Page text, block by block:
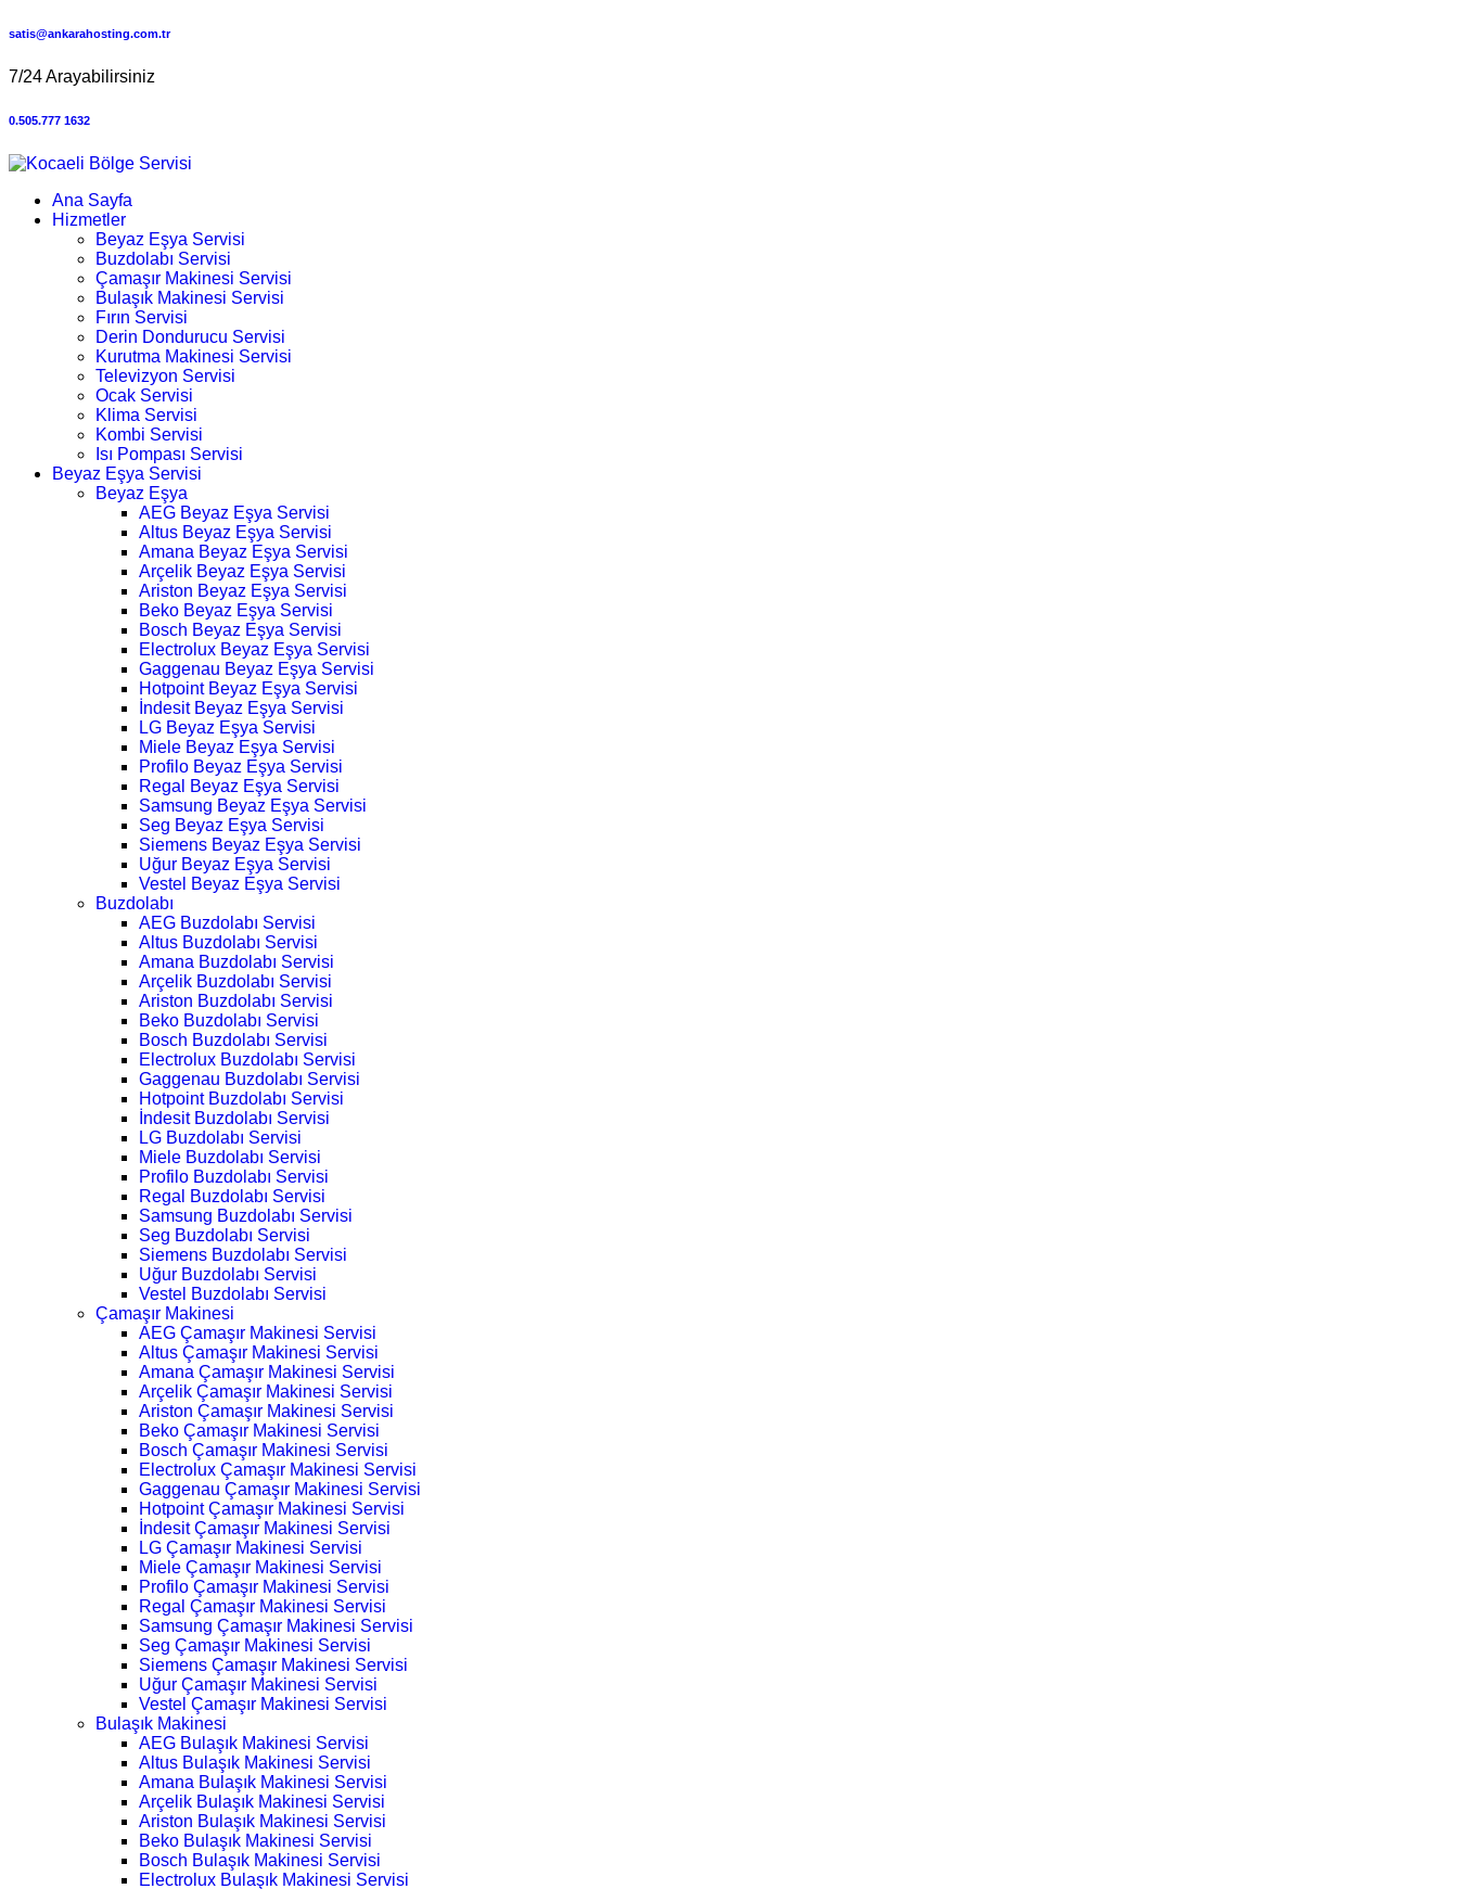
satis@ankarahosting.com.tr
7/24 Arayabilirsiniz
0.505.777 1632
Ana Sayfa
Hizmetler
Beyaz Eşya Servisi
Buzdolabı Servisi
Çamaşır Makinesi Servisi
Bulaşık Makinesi Servisi
Fırın Servisi
Derin Dondurucu Servisi
Kurutma Makinesi Servisi
Televizyon Servisi
Ocak Servisi
Klima Servisi
Kombi Servisi
Isı Pompası Servisi
Beyaz Eşya Servisi
Beyaz Eşya
AEG Beyaz Eşya Servisi
Altus Beyaz Eşya Servisi
Amana Beyaz Eşya Servisi
Arçelik Beyaz Eşya Servisi
Ariston Beyaz Eşya Servisi
Beko Beyaz Eşya Servisi
Bosch Beyaz Eşya Servisi
Electrolux Beyaz Eşya Servisi
Gaggenau Beyaz Eşya Servisi
Hotpoint Beyaz Eşya Servisi
İndesit Beyaz Eşya Servisi
LG Beyaz Eşya Servisi
Miele Beyaz Eşya Servisi
Profilo Beyaz Eşya Servisi
Regal Beyaz Eşya Servisi
Samsung Beyaz Eşya Servisi
Seg Beyaz Eşya Servisi
Siemens Beyaz Eşya Servisi
Uğur Beyaz Eşya Servisi
Vestel Beyaz Eşya Servisi
Buzdolabı
AEG Buzdolabı Servisi
Altus Buzdolabı Servisi
Amana Buzdolabı Servisi
Arçelik Buzdolabı Servisi
Ariston Buzdolabı Servisi
Beko Buzdolabı Servisi
Bosch Buzdolabı Servisi
Electrolux Buzdolabı Servisi
Gaggenau Buzdolabı Servisi
Hotpoint Buzdolabı Servisi
İndesit Buzdolabı Servisi
LG Buzdolabı Servisi
Miele Buzdolabı Servisi
Profilo Buzdolabı Servisi
Regal Buzdolabı Servisi
Samsung Buzdolabı Servisi
Seg Buzdolabı Servisi
Siemens Buzdolabı Servisi
Uğur Buzdolabı Servisi
Vestel Buzdolabı Servisi
Çamaşır Makinesi
AEG Çamaşır Makinesi Servisi
Altus Çamaşır Makinesi Servisi
Amana Çamaşır Makinesi Servisi
Arçelik Çamaşır Makinesi Servisi
Ariston Çamaşır Makinesi Servisi
Beko Çamaşır Makinesi Servisi
Bosch Çamaşır Makinesi Servisi
Electrolux Çamaşır Makinesi Servisi
Gaggenau Çamaşır Makinesi Servisi
Hotpoint Çamaşır Makinesi Servisi
İndesit Çamaşır Makinesi Servisi
LG Çamaşır Makinesi Servisi
Miele Çamaşır Makinesi Servisi
Profilo Çamaşır Makinesi Servisi
Regal Çamaşır Makinesi Servisi
Samsung Çamaşır Makinesi Servisi
Seg Çamaşır Makinesi Servisi
Siemens Çamaşır Makinesi Servisi
Uğur Çamaşır Makinesi Servisi
Vestel Çamaşır Makinesi Servisi
Bulaşık Makinesi
AEG Bulaşık Makinesi Servisi
Altus Bulaşık Makinesi Servisi
Amana Bulaşık Makinesi Servisi
Arçelik Bulaşık Makinesi Servisi
Ariston Bulaşık Makinesi Servisi
Beko Bulaşık Makinesi Servisi
Bosch Bulaşık Makinesi Servisi
Electrolux Bulaşık Makinesi Servisi